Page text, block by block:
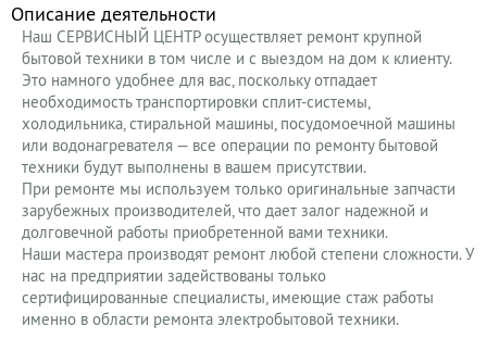
Описание деятельности
Наш СЕРВИСНЫЙ ЦЕНТР осуществляет ремонт крупной
бытовой техники в том числе и с выездом на дом к клиенту.
Это намного удобнее для вас, поскольку отпадает
необходимость транспортировки сплит-системы,
холодильника, стиральной машины, посудомоечной машины
или водонагревателя — все операции по ремонту бытовой
техники будут выполнены в вашем присутствии.
При ремонте мы используем только оригинальные запчасти
зарубежных производителей, что дает залог надежной и
долговечной работы приобретенной вами техники.
Наши мастера производят ремонт любой степени сложности. У
нас на предприятии задействованы только
сертифицированные специалисты, имеющие стаж работы
именно в области ремонта электробытовой техники.